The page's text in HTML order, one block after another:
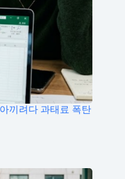
끼려다 과태료 폭탄